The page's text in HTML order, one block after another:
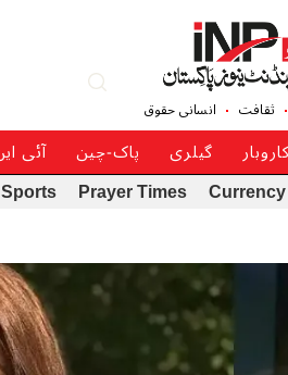
ثقافت انسانی حقوق
کاروبار گیلری پاک-چین آئی
Prayer Times
Sports